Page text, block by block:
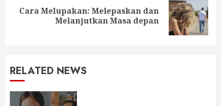
Next
Cara Melupakan: Melepaskan dan
Melanjutkan Masa depan
RELATED NEWS